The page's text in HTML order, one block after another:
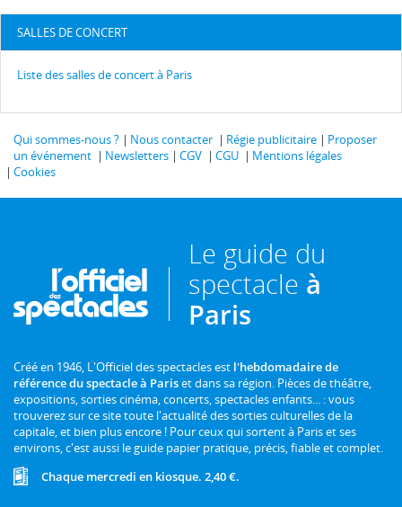
SALLES DE CONCERT
Liste des salles de concert à Paris
Qui sommes-nous ? Nous contacter Régie publicitaire
Proposer
un événement
Newsletters CGV CGU
Mentions légales
Cookies
Le guide du
spectacle à
Paris
Créé en 1946, L'Officiel des spectacles est l'hebdomadaire de
référence du spectacle à Pariset dans sa région. Pièces de théâtre,
expositions, sorties cinéma, concerts, spectacles enfants... : vous
trouverez sur ce site toute l'actualité des sorties culturelles de la
capitale, et bien plus encore ! Pour ceux qui sortent à Paris et ses
environs, c'est aussi le guide papier pratique, précis, fiable et complet.
Chaque mercredi en kiosque. 2,40 €.